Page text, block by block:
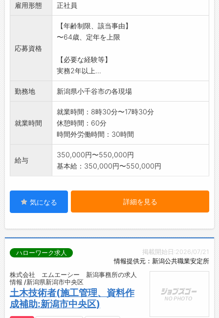
雇用形態 正社員
応募資格
【年齢制限、該当事由】
〜64歳、定年を上限
【必要な経験等】
実務2年以上...
勤務地 新潟県小千谷市の各現場
就業時間
就業時間：8時30分〜17時30分
休憩時間：60分
時間外労働時間：30時間
給与
350,000円〜550,000円
基本給：350,000円〜550,000円
気になる 詳細を見る
掲載開始日:2026/07/21
情報提供元：新潟公共職業安定所
ハローワーク求人
株式会社 エムエーシー 新潟事務所の求人
情報 /新潟県新潟市中央区
土木技術者(施工管理、資料作
成補助:新潟市中央区)